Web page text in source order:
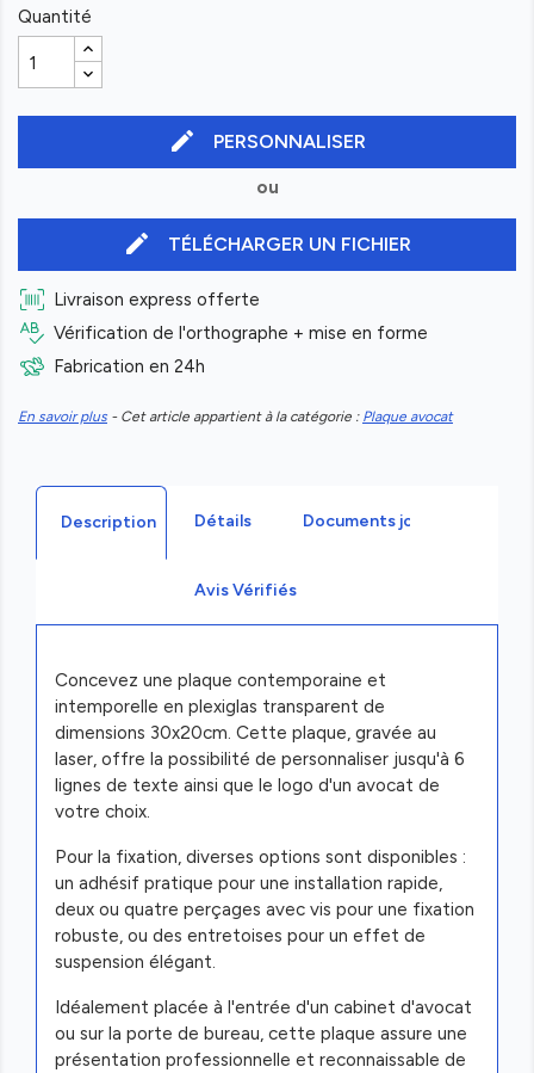
Quantité
edit PERSONNALISER
ou
edit TÉLÉCHARGER UN FICHIER
Livraison express offerte
Vérification de l'orthographe + mise en forme
Fabrication en 24h
En savoir plus - Cet article appartient à la catégorie : Plaque avocat
Description Détails Documents joints
Avis Vérifiés
Concevez une plaque contemporaine et
intemporelle en plexiglas transparent de
dimensions 30x20cm. Cette plaque, gravée au
laser, offre la possibilité de personnaliser jusqu'à 6
lignes de texte ainsi que le logo d'un avocat de
votre choix.
Pour la fixation, diverses options sont disponibles :
un adhésif pratique pour une installation rapide,
deux ou quatre perçages avec vis pour une fixation
robuste, ou des entretoises pour un effet de
suspension élégant.
Idéalement placée à l'entrée d'un cabinet d'avocat
ou sur la porte de bureau, cette plaque assure une
présentation professionnelle et reconnaissable de